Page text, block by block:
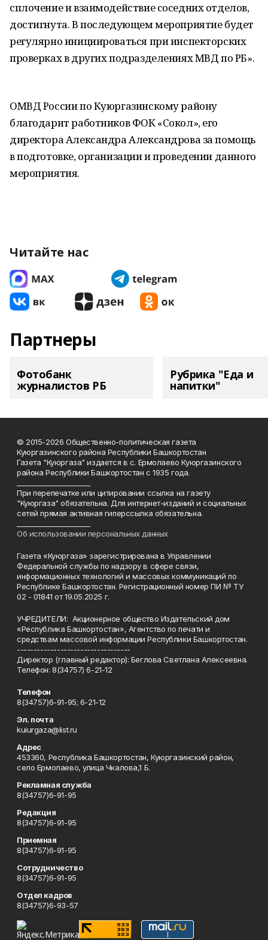
сплочение и взаимодействие соседних отделов,
достигнута. В последующем мероприятие будет
регулярно инициироваться при инспекторских
проверках в других подразделениях МВД по РБ».
ОМВД России по Куюргазинскому району
благодарит работников ФОК «Сокол», его
директора Александра Александрова за помощь
в подготовке, организации и проведении данного
мероприятия.
Читайте нас
Партнеры
Фотобанк
журналистов РБ
Рубрика "Еда и
напитки"
© 2015-2026 Общественно-политическая газета
Куюргазинского района Республики Башкортостан
Газета "Куюргаза" издается в с. Ермолаево Куюргазинского
района Республики Башкортостан с 1935 года.
При перепечатке или цитировании ссылка на газету
"Куюргаза" обязательна. Для интернет-изданий и социальных
сетей прямая активная гиперссылка обязательна.
Об использовании персональных данных
Газета «Куюргаза» зарегистрирована в Управлении
Федеральной службы по надзору в сфере связи,
информационных технологий и массовых коммуникаций по
Республике Башкортостан. Регистрационный номер ПИ № ТУ
02 - 01841 от 19.05.2025 г.
УЧРЕДИТЕЛИ: Акционерное общество Издательский дом
«Республика Башкортостан», Агентство по печати и
средствам массовой информации Республики Башкортостан.
----------------------------------
Директор (главный редактор): Беглова Светлана Алексеевна.
Телефон: 8(34757) 6-21-12
Телефон
8(34757)6-91-95; 6-21-12
Эл. почта
kuiurgaza@list.ru
Адрес
453360, Республика Башкортостан, Куюргазинский район,
село Ермолаево, улица Чкалова,1 Б.
Рекламная служба
8(34757)6-91-95
Редакция
8(34757)6-91-95
Приемная
8(34757)6-91-95
Сотрудничество
8(34757)6-91-95
Отдел кадров
8(34757)6-93-57